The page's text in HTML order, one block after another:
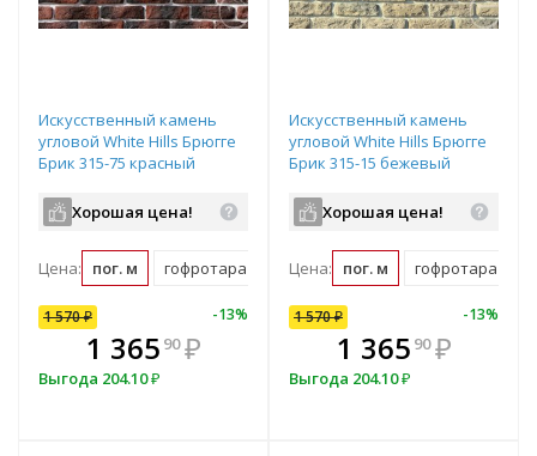
Искусственный камень
угловой White Hills Брюгге
Брик 315-75 красный
Хорошая цена!
Цена: пог. м гофротара (2.31 пог. м) мастербокс (79 пог. м)
1 570₽ -13%
1 365 90 ₽
Выгода 204.10₽
В комплекте
всегда выгоднее!
Искусственный камень
угловой White Hills Брюгге
Брик 315-15 бежевый
Хорошая цена!
Цена: пог. м гофротара (2.31
7% 1 570 -
1 41300
Выгода157
1 570₽ -13%
1 365 90 ₽
Выгода 204.10₽